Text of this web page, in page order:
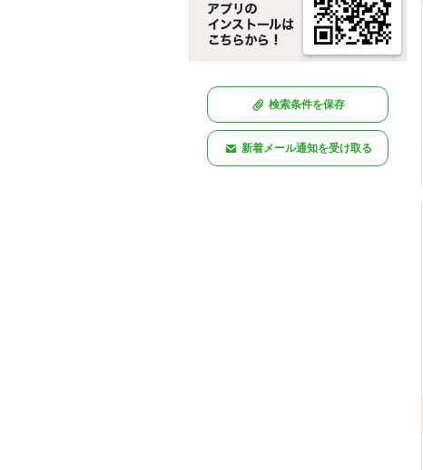
検索条件を保存
新着メール通知を受け取る